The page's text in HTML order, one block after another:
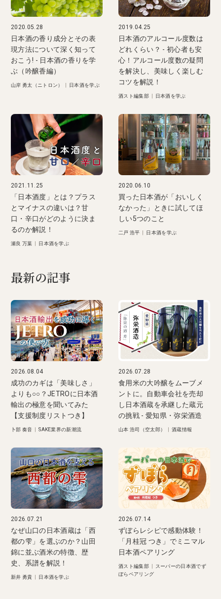
2020.05.28
日本酒の香り成分とその表
現方法について深く知って
おこう! - 日本酒の香りを学
ぶ（吟醸香編）
山岸 勇太（ニトロン） 日本酒を学ぶ
2019.04.25
日本酒のアルコール度数は
どれくらい？ - 初心者も安
心！アルコール度数の疑問
を解決し、美味しく楽しむ
コツを解説！
酒スト編集部 日本酒を学ぶ
2021.11.25
「日本酒度」とは？プラス
とマイナスの違いは？甘
口・辛口がどのように決ま
るのか解説！
瀬良 万葉 日本酒を学ぶ
2020.06.10
買った日本酒が「おいしく
なかった」ときに試してほ
しい5つのこと
二戸 浩平 日本酒を学ぶ
最新の記事
2026.08.04
成功のカギは「美味しさ」
よりも○○？JETROに日本酒
輸出の極意を聞いてみた
【支援制度リストつき】
卜部 奏音 |SAKE業界の新潮流
2026.07.28
食用米の大吟醸をムーブメ
ントに。自動車会社を売却
し日本酒蔵を承継した蔵元
の挑戦 - 愛知県・弥栄酒造
山本 浩司（空太郎） 酒蔵情報
2026.07.21
なぜ山口の日本酒蔵は「西
都の雫」を選ぶのか？山田
錦に並ぶ酒米の特徴、歴
史、系譜を解説！
新井 勇貴 日本酒を学ぶ
2026.07.14
ずぼらレシピで感動体験！
「月桂冠 つき」でミニマル
日本酒ペアリング
酒スト編集部
スーパーの日本酒でず
ぼらペアリング